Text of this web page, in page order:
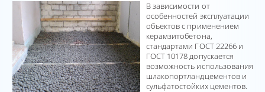
В зависимости от
особенностей эксплуатации
объектов с применением
керамзитобетона,
стандартами ГОСТ 22266 и
ГОСТ 10178 допускается
возможность использования
шлакопортландцементов и
сульфатостойких цементов.